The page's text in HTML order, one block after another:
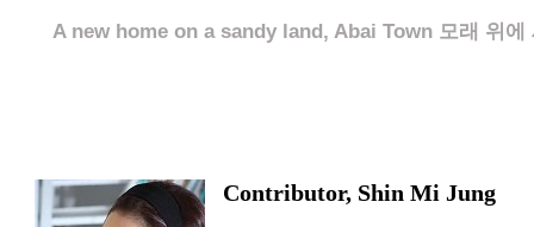
A new home on a sandy land, Abai Town 모래 위에
Contributor, Shin Mi Jung